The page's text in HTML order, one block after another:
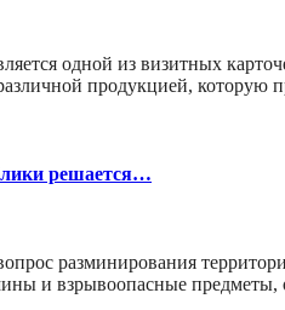
одной из визитных
продукцией,
решается…
разминирования
и взрывоопасные предметы,